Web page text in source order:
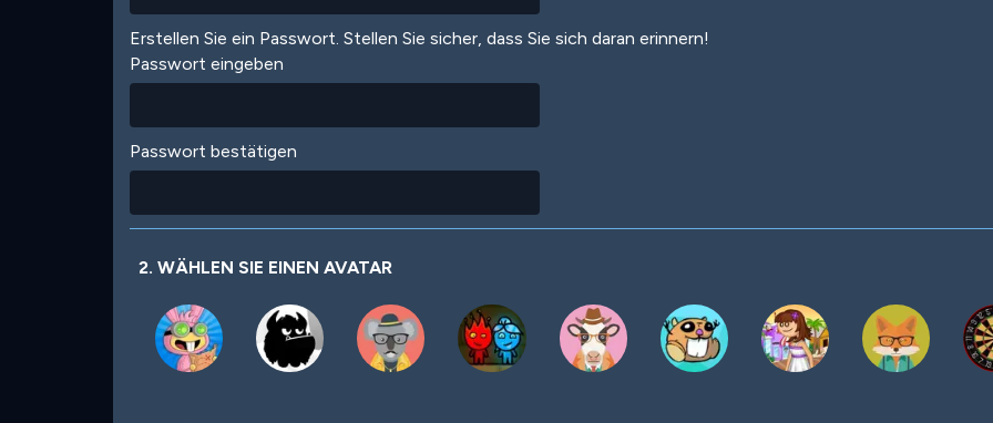
Erstellen Sie ein Passwort. Stellen Sie sicher, dass Sie sich daran erinnern!
Passwort eingeben
Passwort bestätigen
2. WÄHLEN SIE EINEN AVATAR